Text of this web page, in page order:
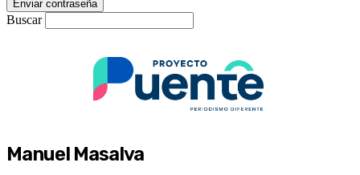
Buscar
Manuel Masalva